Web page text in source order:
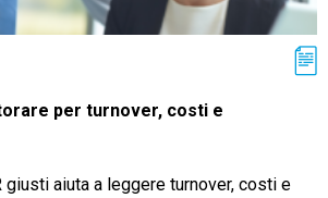
per turnover, costi e
giusti aiuta a leggere turnover, costi e